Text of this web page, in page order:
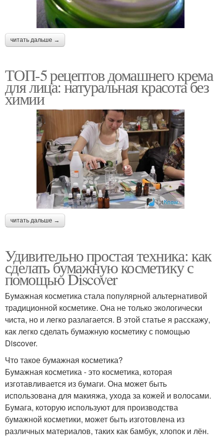
читать дальше →
ТОП-5 рецептов домашнего крема
для лица: натуральная красота без
химии
читать дальше →
Удивительно простая техника: как
сделать бумажную косметику с
помощью Discover
Бумажная косметика стала популярной альтернативой
традиционной косметике. Она не только экологически
чиста, но и легко разлагается. В этой статье я расскажу,
как легко сделать бумажную косметику с помощью
Discover.
Что такое бумажная косметика?
Бумажная косметика - это косметика, которая
изготавливается из бумаги. Она может быть
использована для макияжа, ухода за кожей и волосами.
Бумага, которую используют для производства
бумажной косметики, может быть изготовлена из
различных материалов, таких как бамбук, хлопок и лён.